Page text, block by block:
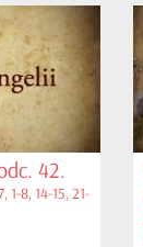
42.
1-8, 14-15, 21-